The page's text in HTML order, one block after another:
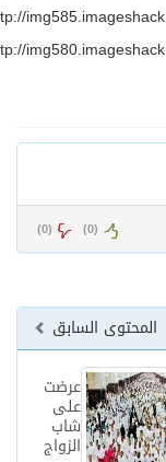
[IMG]http://
(
0
) (
0
)
المحتوى السابق
عرضت
على
شاب
الزواج